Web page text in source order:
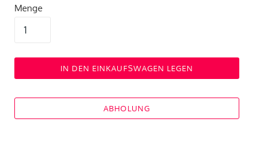
Menge
IN DEN EINKAUFSWAGEN LEGEN
ABHOLUNG